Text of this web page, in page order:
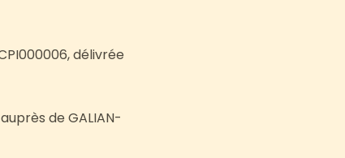
délivrée
de GALIAN-